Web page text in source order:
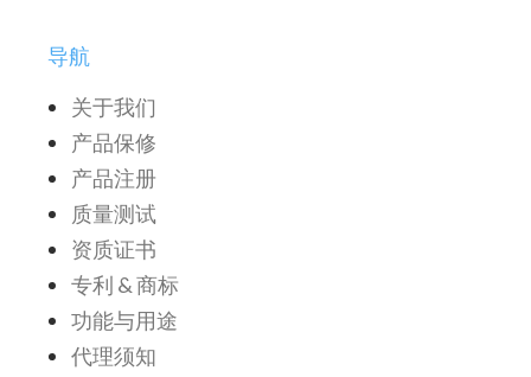
导航
关于我们
产品保修
产品注册
质量测试
资质证书
专利 & 商标
功能与用途
代理须知